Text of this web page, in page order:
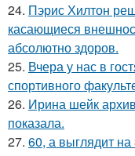
24. Пэрис Хилтон
касающиеся
абсолютно здоров.
25. Вчера у нас в
спортивного
26. Ирина шейк
показала.
27. 60, а выглядит